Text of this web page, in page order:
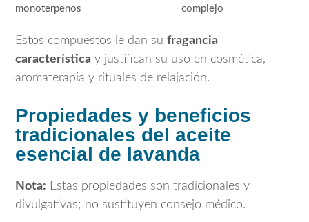
monoterpenos
complejo
Estos compuestos le dan su fragancia
característica y justifican su uso en cosmética,
aromaterapia y rituales de relajación.
Propiedades y beneficios
tradicionales del aceite
esencial de lavanda
Nota: Estas propiedades son tradicionales y
divulgativas; no sustituyen consejo médico.